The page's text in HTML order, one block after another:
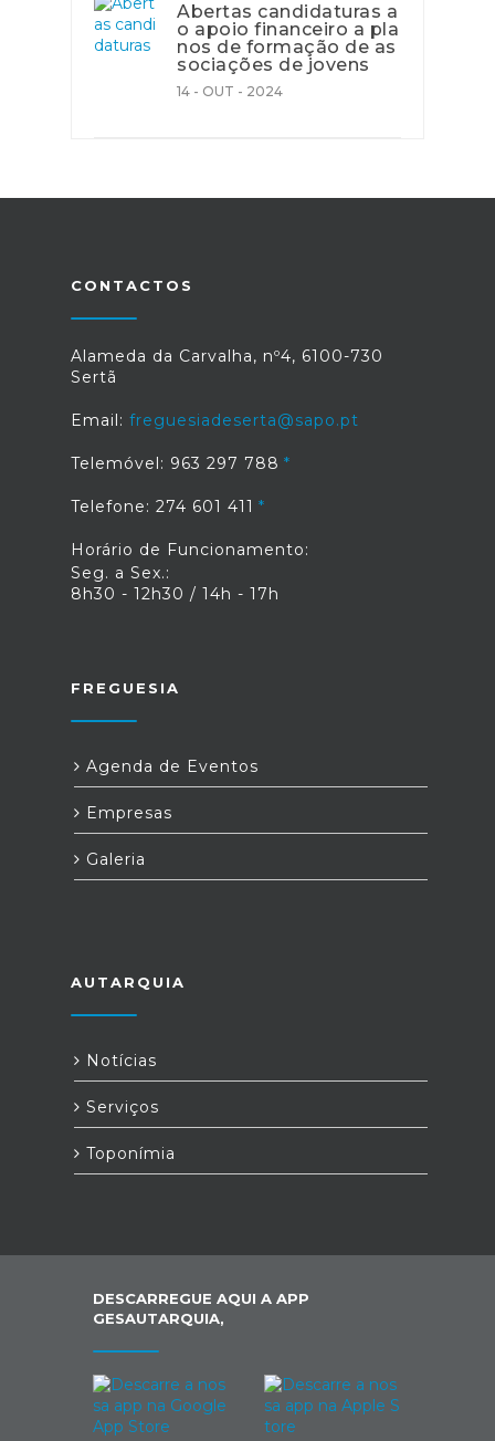
Abertas candidaturas a
o apoio financeiro a pla
nos de formação de as
sociações de jovens
14 - OUT - 2024
CONTACTOS
Alameda da Carvalha, nº4, 6100-730
Sertã
Email: freguesiadeserta@sapo.pt
Telemóvel: 963 297 788
Telefone: 274 601 411
Horário de Funcionamento:
Seg. a Sex.:
8h30 - 12h30 / 14h - 17h
FREGUESIA
Agenda de Eventos
Empresas
Galeria
AUTARQUIA
Notícias
Serviços
Toponímia
DESCARREGUE AQUI A APP
GESAUTARQUIA,